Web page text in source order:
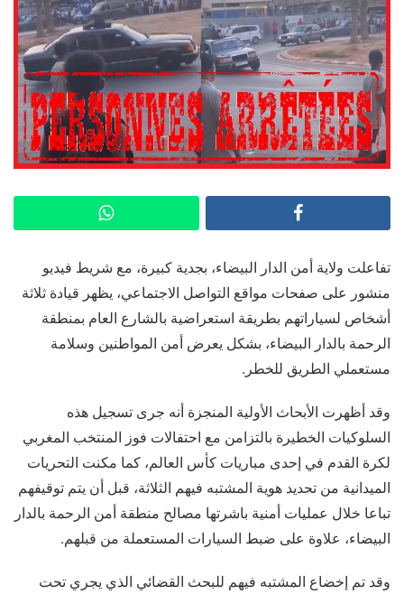
تفاعلت ولاية أمن الدار البيضاء، بجدية كبيرة، مع شريط فيديو
منشور على صفحات مواقع التواصل الاجتماعي، يظهر قيادة ثلاثة
أشخاص لسياراتهم بطريقة استعراضية بالشارع العام بمنطقة
الرحمة بالدار البيضاء، بشكل يعرض أمن المواطنين وسلامة
مستعملي الطريق للخطر.
وقد أظهرت الأبحاث الأولية المنجزة أنه جرى تسجيل هذه
السلوكيات الخطيرة بالتزامن مع احتفالات فوز المنتخب المغربي
لكرة القدم في إحدى مباريات كأس العالم، كما مكنت التحريات
الميدانية من تحديد هوية المشتبه فيهم الثلاثة، قبل أن يتم توقيفهم
تباعا خلال عمليات أمنية باشرتها مصالح منطقة أمن الرحمة بالدار
البيضاء، علاوة على ضبط السيارات المستعملة من قبلهم.
وقد تم إخضاع المشتبه فيهم للبحث القضائي الذي يجري تحت